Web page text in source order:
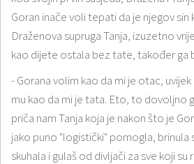
Goran inače voli tepati da je njegov sin
Draženova supruga Tanja, izuzetno
kao dijete ostala bez tate, također ga
- Gorana volim kao da mi je otac,
mu kao da mi je tata. Eto, to dovoljno
priča nam Tanja koja je nakon što je
jako puno "logistički" pomogla, brinula
skuhala i gulaš od divljači za sve koji su